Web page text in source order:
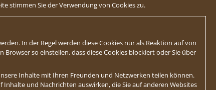
stimmen Sie der Verwendung von Cookies zu.
In der Regel werden diese Cookies nur als Reaktion auf von
so einstellen, dass diese Cookies blockiert oder Sie über
Inhalte mit Ihren Freunden und Netzwerken teilen können.
und Nachrichten auswirken, die Sie auf anderen Websites